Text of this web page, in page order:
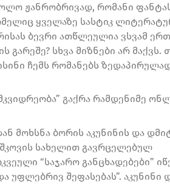
ჟანრობრივად, რომანი
ყველაზე სასტიკ
ბევრი ათწლეულია ვსვამ
გარეშე? სხვა მიზნები არ მაქვს.
ჩემს რომანებს
გაქრა რამდენიმე
მოხსნა ბორის აკუნინის და
სახელით გავრცელებულ
“საჯარო განცხადებები”
შეფასებას”. აკუნინი